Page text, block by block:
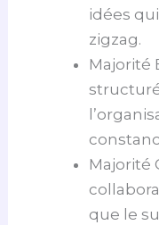
idées
zigzag.
Majorité
Majorité
que le